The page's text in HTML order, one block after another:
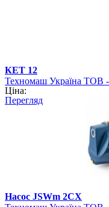
КЕТ 12
Техномаш Україна ТОВ -
Ціна:
Перегляд
Насос JSWm 2CХ